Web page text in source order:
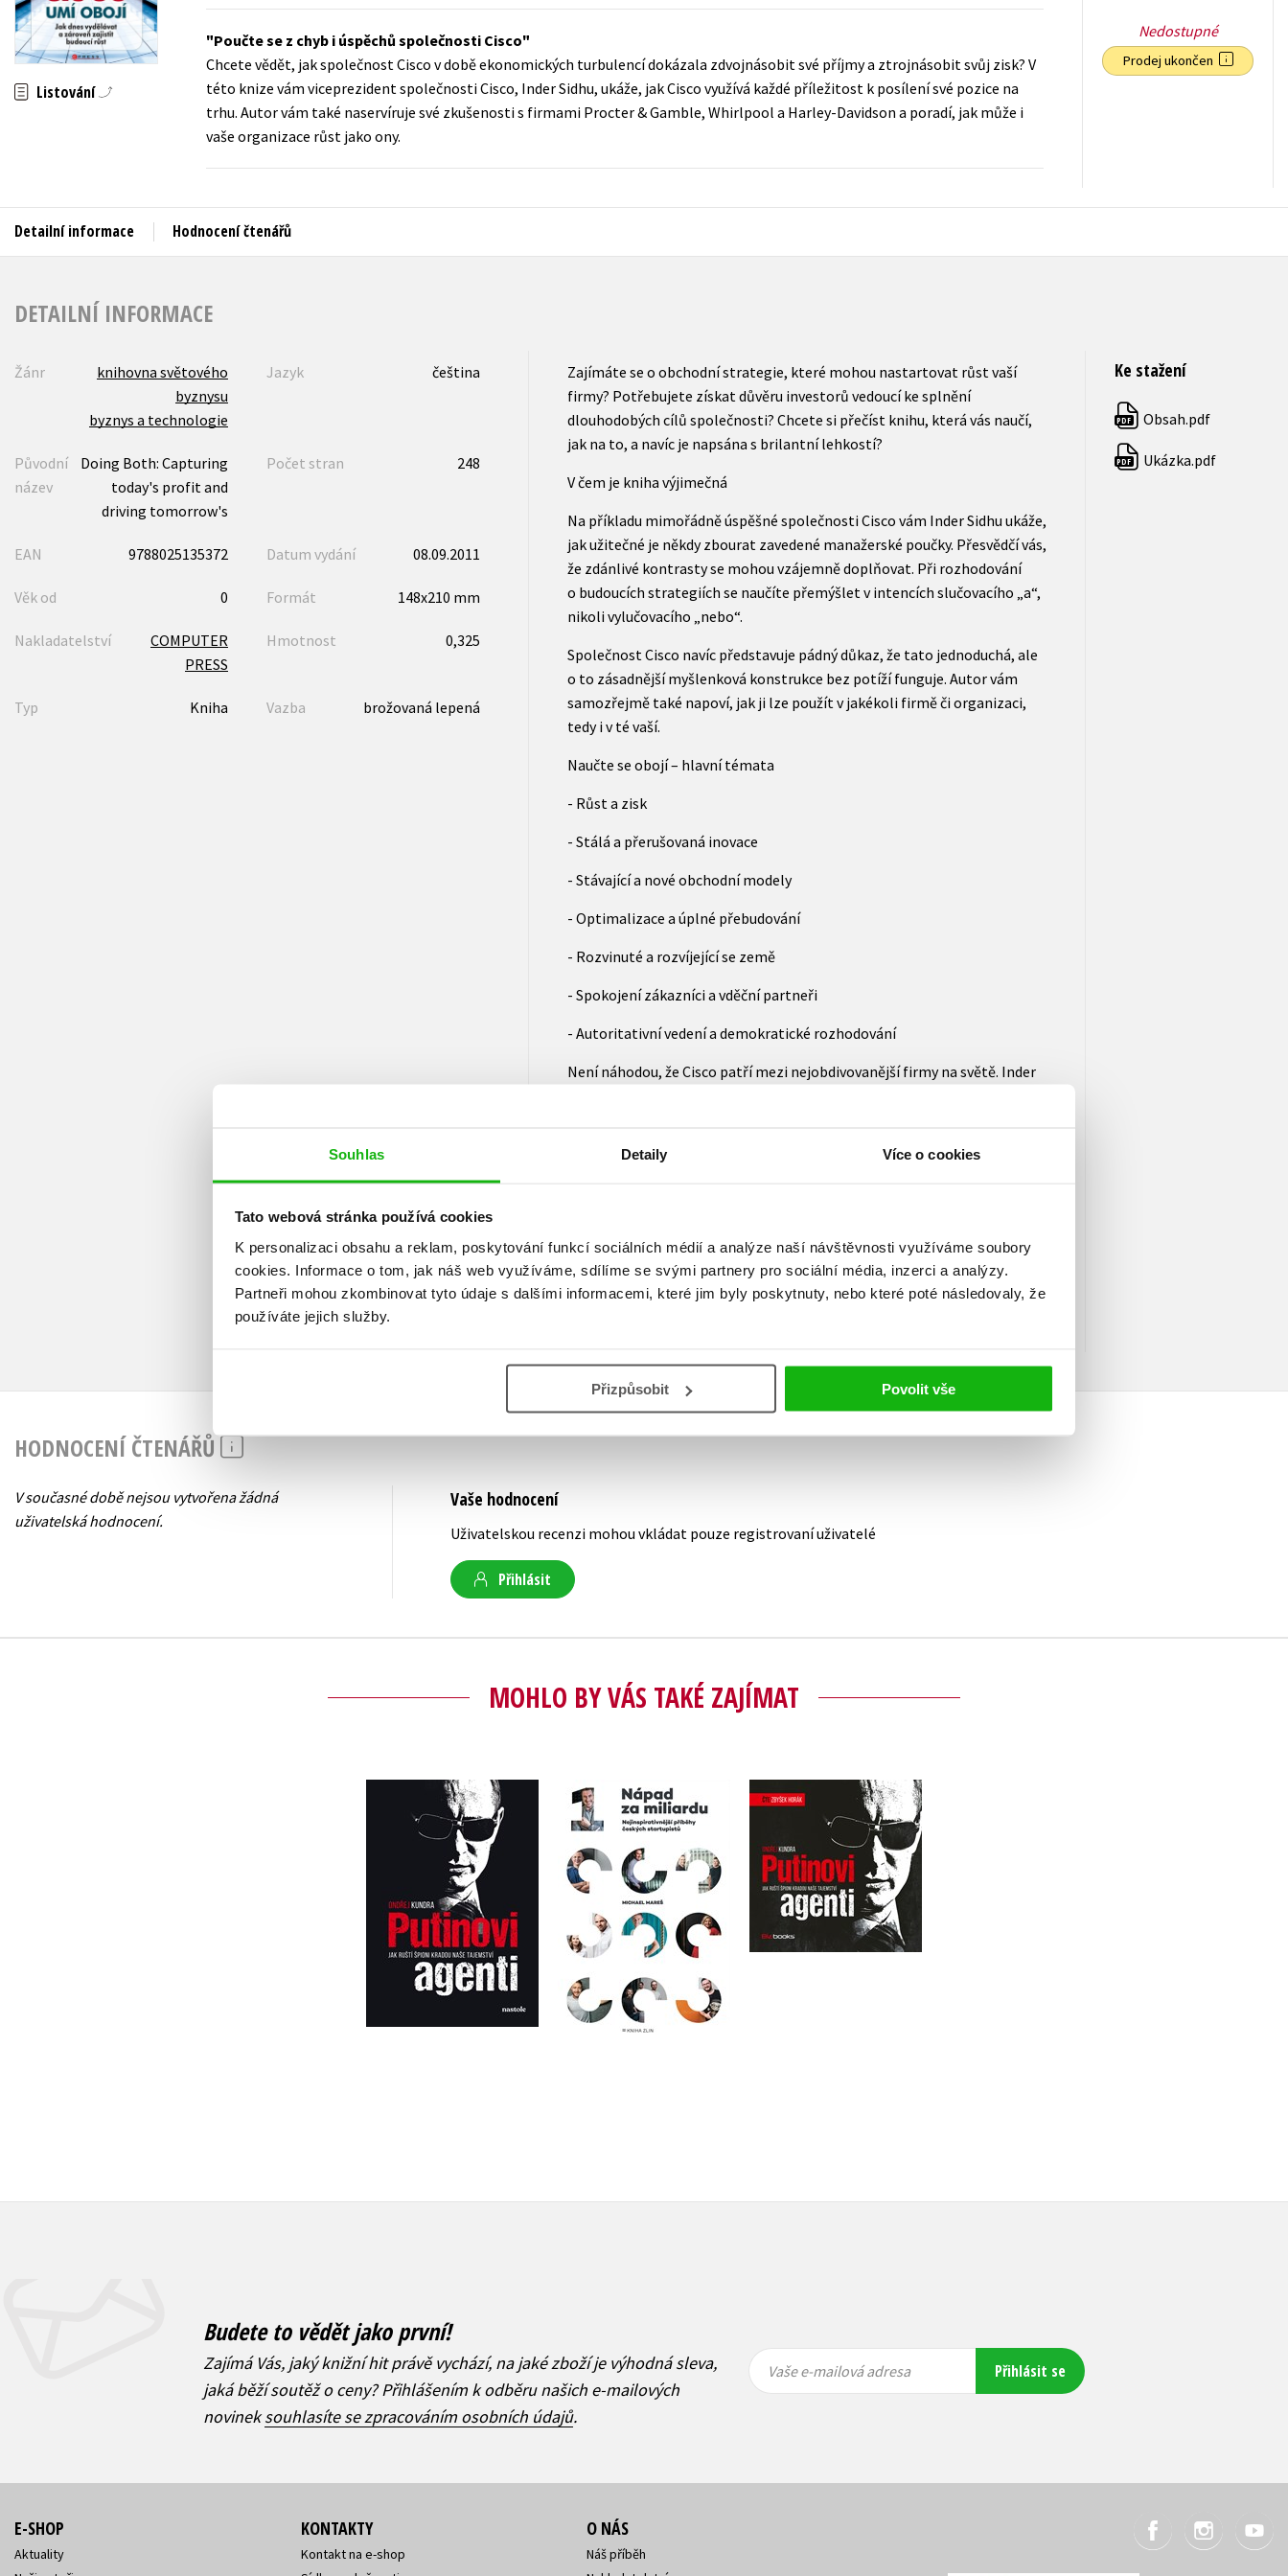
Souhlas Detaily Více o cookies
Tato webová stránka používá cookies
K personalizaci obsahu a reklam, poskytování funkcí sociálních médií a analýze naší návštěvnosti využíváme soubory
cookies. Informace o tom, jak náš web využíváme, sdílíme se svými partnery pro sociální média, inzerci a analýzy.
Partneři mohou zkombinovat tyto údaje s dalšími informacemi, které jim byly poskytnuty, nebo které poté následovaly, že
používáte jejich služby.
Přizpůsobit Povolit vše
Auto - moto
Beletrie pro děti
Kalendáře
Kariéra a osobní rozvoj
Komiks
Populárně - naučná pro dospělé
Populárně - naučné pro děti
Předškoláci
Příroda a zahrada
Zahraniční literatura
Zdraví a životní styl
Všechny tituly
Listování
Poučte se z chyb i úspěchů společnosti Cisco
Chcete vědět, jak společnost Cisco v době ekonomických turbulencí dokázala zdvojnásobit své příjmy a ztrojnásobit svůj zisk? V
této knize vám viceprezident společnosti Cisco, Inder Sidhu, ukáže, jak Cisco využívá každé příležitost k posílení své pozice na
trhu. Autor vám také naservíruje své zkušenosti s firmami Procter & Gamble, Whirlpool a Harley-Davidson a poradí, jak může i
vaše organizace růst jako ony.
Nedostupné
Prodej ukončen
Detailní informace Hodnocení čtenářů
DETAILNÍ INFORMACE
Žánr
knihovna světového
byznysu
byznys a technologie
Jazyk čeština
Původní
název
Doing Both: Capturing
today's profit and
driving tomorrow's
Počet stran 248
EAN 9788025135372 Datum vydání 08.09.2011
Věk od 0 Formát 148x210 mm
Nakladatelství
COMPUTER
PRESS
Hmotnost 0,325
Typ Kniha Vazba brožovaná lepená
Zajímáte se o obchodní strategie, které mohou nastartovat růst vaší
firmy? Potřebujete získat důvěru investorů vedoucí ke splnění
dlouhodobých cílů společnosti? Chcete si přečíst knihu, která vás naučí,
jak na to, a navíc je napsána s brilantní lehkostí?
V čem je kniha výjimečná
Na příkladu mimořádně úspěšné společnosti Cisco vám Inder Sidhu ukáže,
jak užitečné je někdy zbourat zavedené manažerské poučky. Přesvědčí vás,
že zdánlivé kontrasty se mohou vzájemně doplňovat. Při rozhodování
o budoucích strategiích se naučíte přemýšlet v intencích slučovacího „a“,
nikoli vylučovacího „nebo“.
Společnost Cisco navíc představuje pádný důkaz, že tato jednoduchá, ale
o to zásadnější myšlenková konstrukce bez potíží funguje. Autor vám
samozřejmě také napoví, jak ji lze použít v jakékoli firmě či organizaci,
tedy i v té vaší.
Naučte se obojí – hlavní témata
- Růst a zisk
- Stálá a přerušovaná inovace
- Stávající a nové obchodní modely
- Optimalizace a úplné přebudování
- Rozvinuté a rozvíjející se země
- Spokojení zákazníci a vděční partneři
- Autoritativní vedení a demokratické rozhodování
Není náhodou, že Cisco patří mezi nejobdivovanější firmy na světě. Inder
– Marc Benioff, předseda představenstva a CEO, salesforce.com
strategii a plánování celosvětových operací. Podílí se rovněž na řízení
výboru, který ve společnosti Cisco zajišťuje obchodní úspěchy v rychle
rostoucích ekonomikách zemí, jako je Čína, Indie, Brazílie nebo Mexiko.
Ke stažení
PDF Obsah.pdf
PDF Ukázka.pdf
HODNOCENÍ ČTENÁŘŮ
V současné době nejsou vytvořena žádná
uživatelská hodnocení.
Vaše hodnocení
Uživatelskou recenzi mohou vkládat pouze registrovaní uživatelé
Přihlásit
MOHLO BY VÁS TAKÉ ZAJÍMAT
Putinovi agenti
Ondřej Kundra
Do košíku
369 Kč
Nápad za miliardu
Michael Mareš
Do košíku
399 Kč
319 Kč
Putinovi agenti
(audiokniha)
Ondřej Kundra
Budete to vědět jako první!
Zajímá Vás, jaký knižní hit právě vychází, na jaké zboží je výhodná sleva,
jaká běží soutěž o ceny? Přihlášením k odběru našich e-mailových
novineksouhlasíte se zpracováním osobních údajů.
mailová
mailová
Vaše e-mailová adresa Přihlásit se
E-SHOP
Aktuality
KONTAKTY
Kontakt na e-shop
O NÁS
Náš příběh